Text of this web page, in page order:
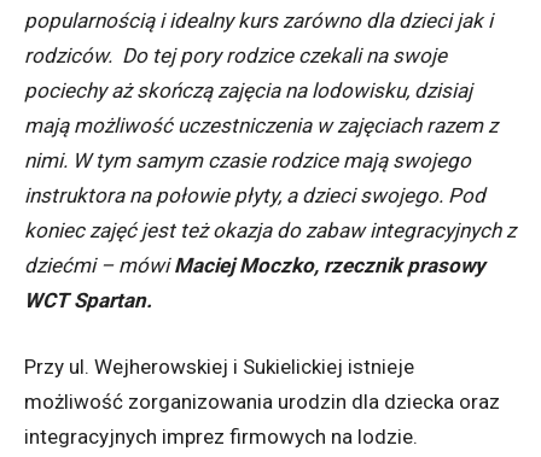
popularnością i idealny kurs zarówno dla dzieci jak i
rodziców. Do tej pory rodzice czekali na swoje
pociechy aż skończą zajęcia na lodowisku, dzisiaj
mają możliwość uczestniczenia w zajęciach razem z
nimi. W tym samym czasie rodzice mają swojego
instruktora na połowie płyty, a dzieci swojego. Pod
koniec zajęć jest też okazja do zabaw integracyjnych z
dziećmi – mówiMaciej Moczko, rzecznik prasowy
WCT Spartan.
Przy ul. Wejherowskiej i Sukielickiej istnieje
możliwość zorganizowania urodzin dla dziecka oraz
integracyjnych imprez firmowych na lodzie.